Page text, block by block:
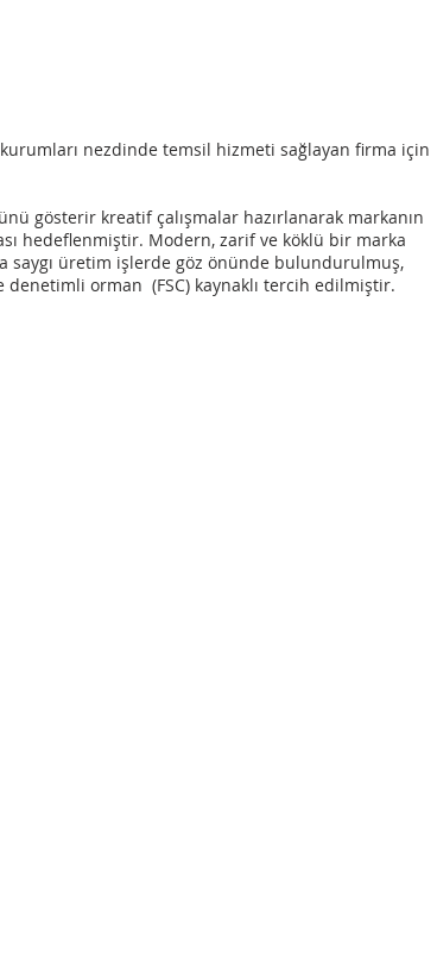
kurumları nezdinde temsil hizmeti sağlayan firma için
gösterir kreatif çalışmalar hazırlanarak markanın
hedeflenmiştir. Modern, zarif ve köklü bir marka
saygı üretim işlerde göz önünde bulundurulmuş,
denetimli orman (FSC) kaynaklı tercih edilmiştir.